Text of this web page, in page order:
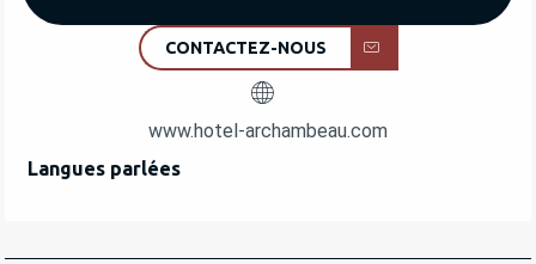
CONTACTEZ-NOUS
www.hotel-archambeau.com
Langues parlées
Langues parlées